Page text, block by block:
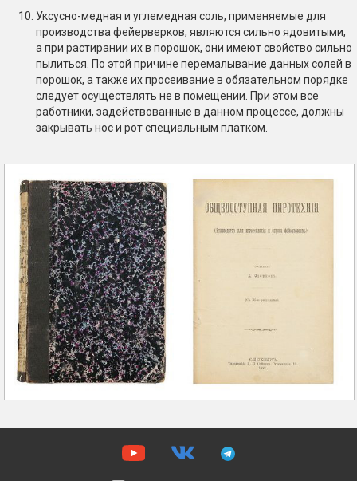
Уксусно-медная и углемедная соль, применяемые для
производства фейерверков, являются сильно ядовитыми,
а при растирании их в порошок, они имеют свойство сильно
пылиться. По этой причине перемалывание данных солей в
порошок, а также их просеивание в обязательном порядке
следует осуществлять не в помещении. При этом все
работники, задействованные в данном процессе, должны
закрывать нос и рот специальным платком.